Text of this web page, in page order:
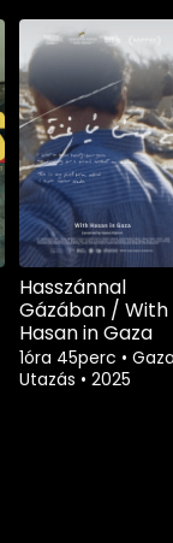
Hasszánnal
Gázában / With
Hasan in Gaza
1óra 45perc •
Utazás • 2025